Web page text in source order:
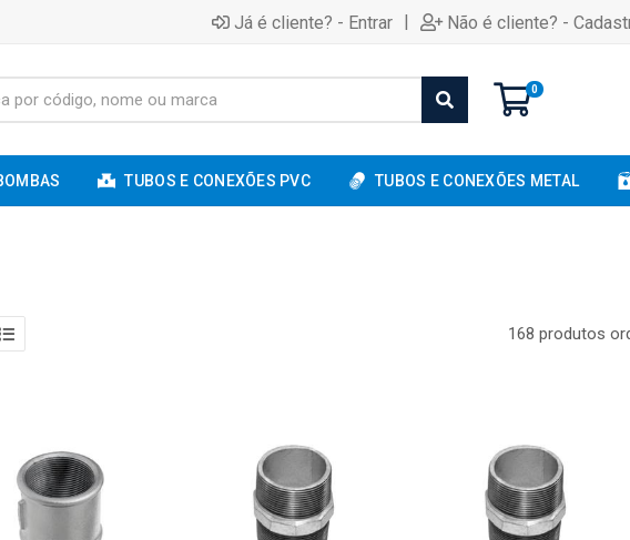
Já é cliente? - Entrar | Não é cliente? -
0
TUBOS E CONEXÕES PVC TUBOS E CONEXÕES METAL
168 produtos